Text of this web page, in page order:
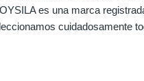
es una marca
cuidadosamente